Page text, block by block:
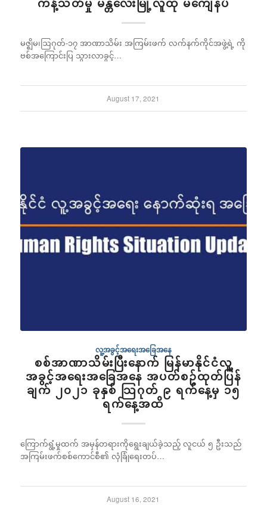
ကန့်သတ်မှု မန္တလေးမြို့လူထု မကျေနပ်
မဇ္ဈိမ၊ဩဂုတ်-၁၇ အာဏာသိမ်း အကြမ်းဖက် လက်နက်ကိုင်အဖွဲ့ရဲ့ ကို
ဗစ်အကြောင်းပြ သွားလာခွင့်…
August 17, 2021
လူ့အခွင့်အရေးအခြေအနေ
စစ်အာဏာသိမ်းပြီးနောက် မြန်မာနိုင်ငံလူ့
အခွင့်အရေးအခြေအနေ အပတ်စဥ်ထုတ်ပြန်
ချက် ၂၀၂၁ ခုနှစ် သြဂုတ် ၉ ရက်နေ့မှ ၁၅
ရက်နေ့အထိ
ကြောက်ရွံ့မှုထက် အမှန်တရားကိုရွေးချယ်ခဲ့သည့် လူငယ် ၅ ဦးသည်
အကြမ်းဖက်စစ်ကောင်စီ၏ လုံခြုံရေးတပ်…
August 16, 2021